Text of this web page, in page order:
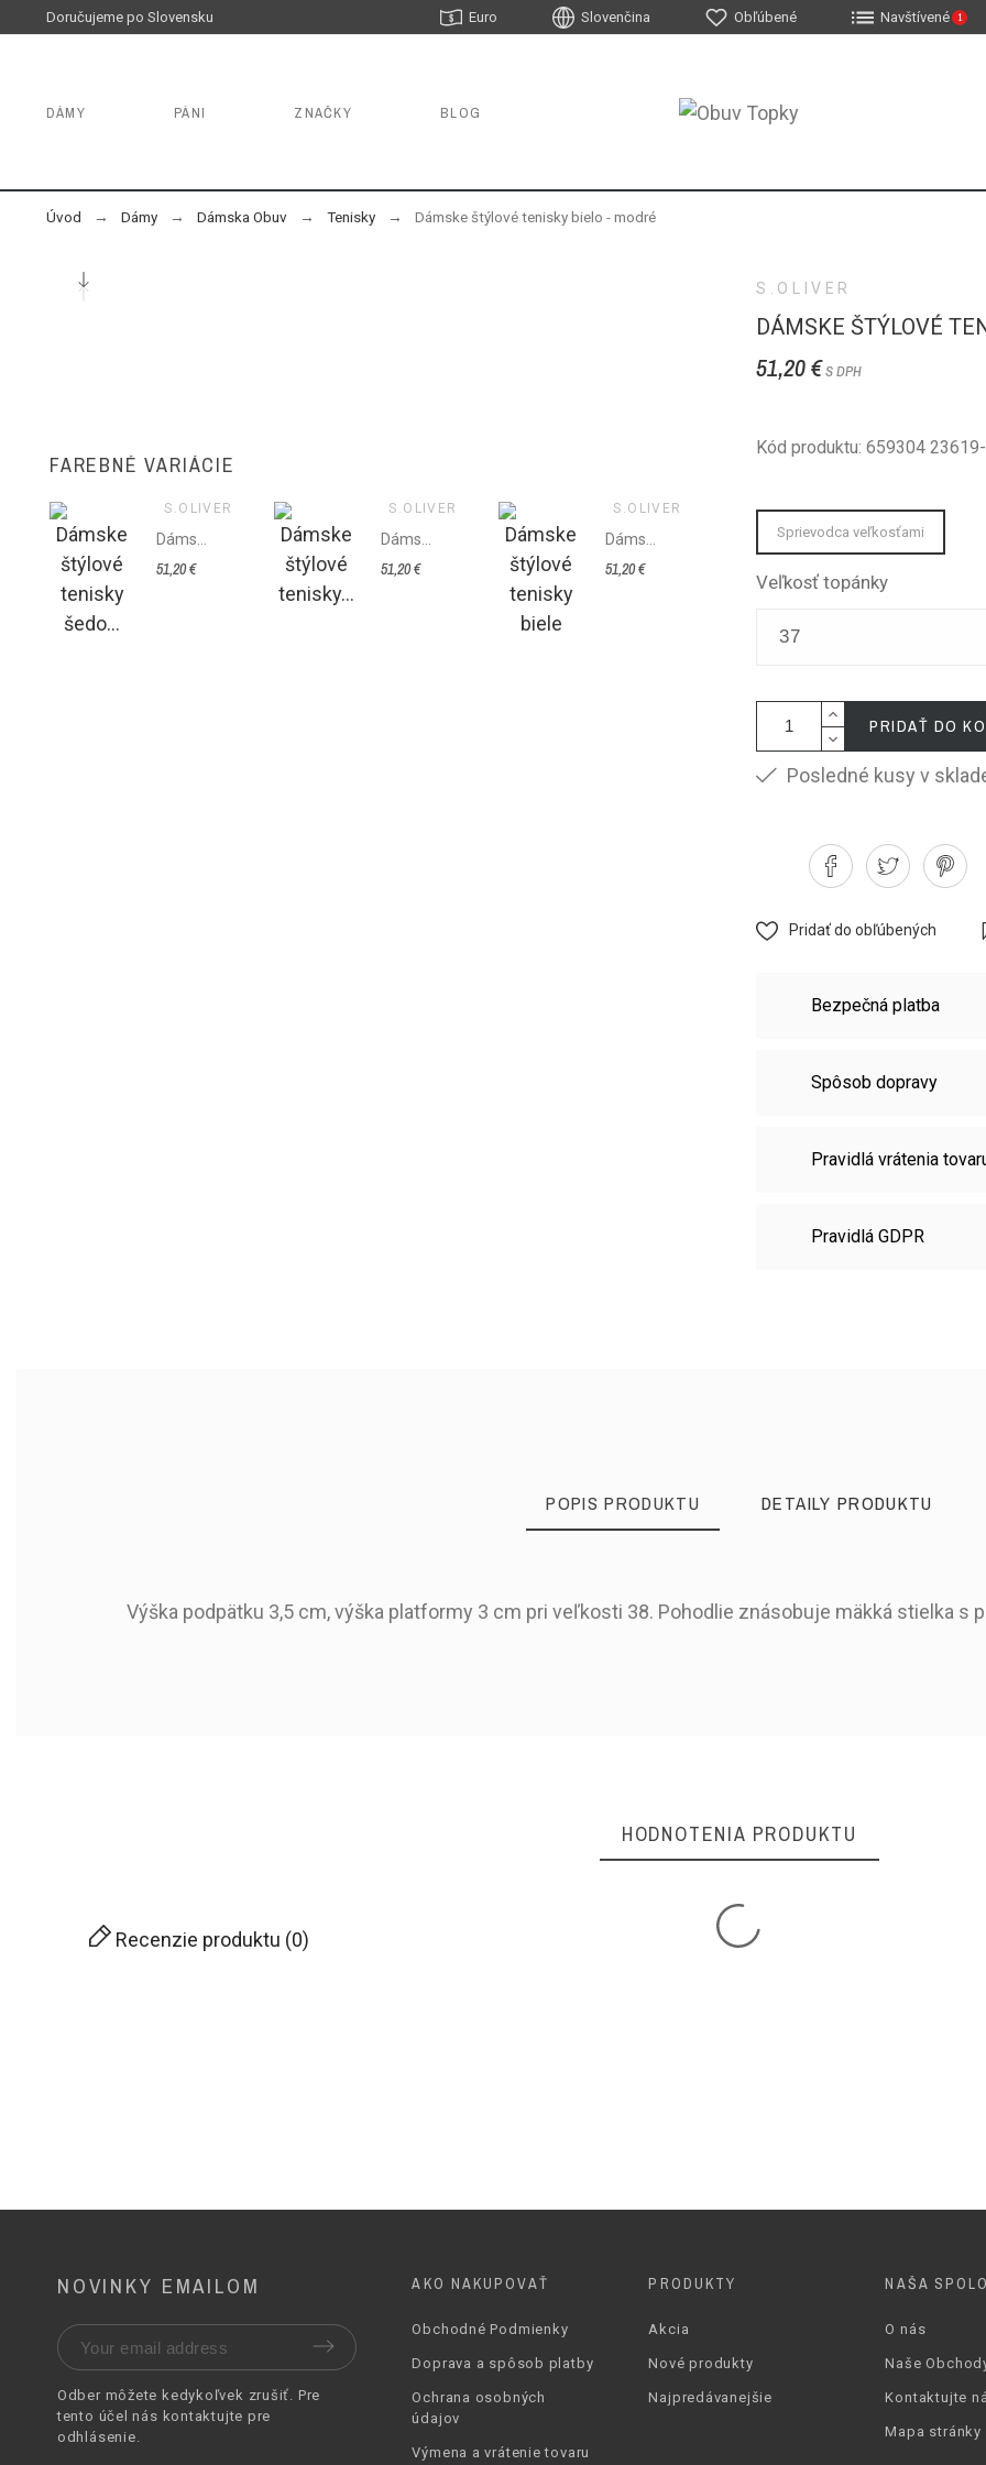
Doručujeme po Slovensku Navštívené 1
Obľúbené
Slovenčina
Euro
DÁMY PÁNI ZNAČKY BLOG
Úvod Dámy Dámska Obuv Tenisky Dámske štýlové tenisky bielo - modré
FAREBNÉ VARIÁCIE
S.OLIVER
51,20 €
S.OLIVER
51,20 €
S.OLIVER
51,20 €
S.OLIVER
Dámske štýlové tenisky bielo - modré
S.OLIVER
DÁMSKE ŠTÝLOVÉ
51,20 €S DPH
Kód produktu: 659304
Sprievodca veľkosťami
Veľkosť topánky
PRIDAŤ DO
Posledné kusy v
Pridať do obľúbených
Bezpečná platba
Spôsob dopravy
Pravidlá vrátenia
Pravidlá GDPR
POPIS PRODUKTU DETAILY PRODUKTU
Výška podpätku 3,5 cm, výška platformy 3 cm pri veľkosti 38. Pohodlie znásobuje mäkká stielka s
Podšívka
Farba
Technológie SOFT FOAM SO
HODNOTENIA PRODUKTU
Recenzie produktu (0)
NOVINKY EMAILOM
Odber môžete kedykoľvek zrušiť. Pre
tento účel nás kontaktujte pre
odhlásenie.
AKO NAKUPOVAŤ
Obchodné Podmienky
Doprava a spôsob platby
Ochrana osobných
údajov
Výmena a vrátenie tovaru
PRODUKTY
Akcia
Nové produkty
Najpredávanejšie
NAŠA
O nás
Naše
Kontaktujte
Mapa stránky